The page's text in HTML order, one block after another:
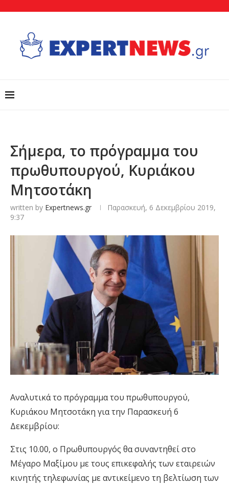
Σήμερα, το πρόγραμμα του
πρωθυπουργού, Κυριάκου
Μητσοτάκη
written by Expertnews.gr
Παρασκευή, 6 Δεκεμβρίου 2019,
9:37
Αναλυτικά το πρόγραμμα του πρωθυπουργού,
Κυριάκου Μητσοτάκη για την Παρασκευή 6
Δεκεμβρίου:
Στις 10.00, ο Πρωθυπουργός θα συναντηθεί στο
Μέγαρο Μαξίμου με τους επικεφαλής των εταιρειών
κινητής τηλεφωνίας με αντικείμενο τη βελτίωση των